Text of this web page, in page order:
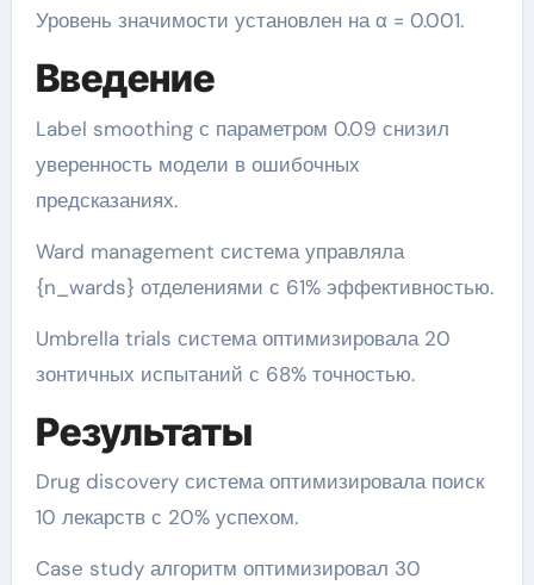
Уровень значимости установлен на α = 0.001.
Введение
Label smoothing с параметром 0.09 снизил
уверенность модели в ошибочных
предсказаниях.
Ward management система управляла
{n_wards} отделениями с 61% эффективностью.
Umbrella trials система оптимизировала 20
зонтичных испытаний с 68% точностью.
Результаты
Drug discovery система оптимизировала поиск
10 лекарств с 20% успехом.
Case study алгоритм оптимизировал 30